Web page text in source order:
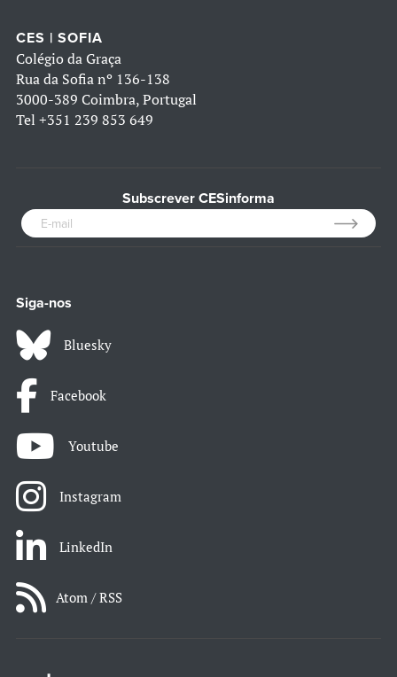
CES | SOFIA
Colégio da Graça
Rua da Sofia nº 136-138
3000-389 Coimbra, Portugal
Tel +351 239 853 649
Subscrever CESinforma
Siga-nos
Bluesky
Facebook
Youtube
Instagram
LinkedIn
Atom / RSS